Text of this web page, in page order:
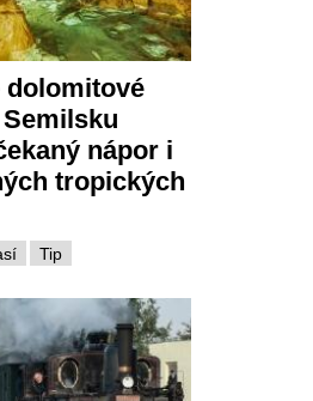
dolomitové
nápor i
tropických
Tip